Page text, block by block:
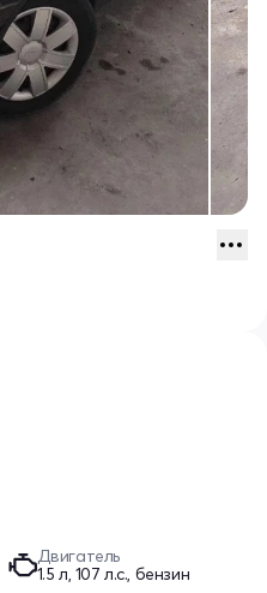
Двигатель
1.5 л, 107 л.с., бензин